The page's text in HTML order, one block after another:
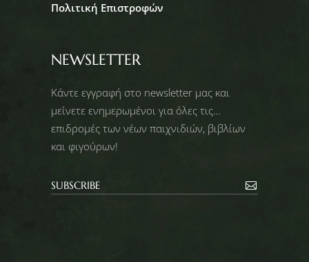
Πολιτική Επιστροφών
NEWSLETTER
Κάντε εγγραφή στο newsletter μας και
μείνετε ενημερωμένοι για όλες τις…
επιδρομές των νέων παιχνιδιών, βιβλίων
και φιγούρων!